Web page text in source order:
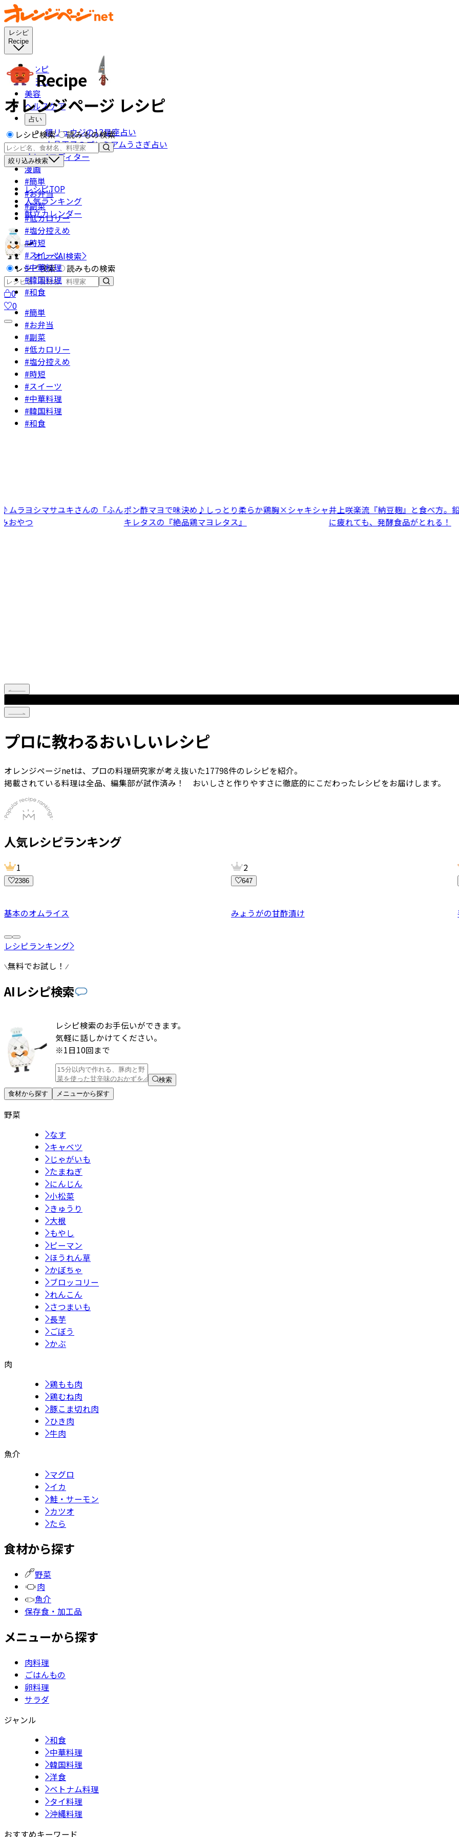
レシピ
Recipe
レシピ
暮らし
美容
ヘルスケア
占い
鏡リュウジの12星座占い
水晶玉子のプレミアムうさぎ占い
オレペエディター
漫画
レシピTOP
人気ランキング
献立カレンダー
オレペAI検索
レシピ検索
読みもの検索
0
0
Recipe
オレンジページ レシピ
レシピ検索 読みもの検索
絞り込み検索
#簡単
#お弁当
#副菜
#低カロリー
#塩分控えめ
#時短
#スイーツ
#中華料理
#韓国料理
#和食
#簡単
#お弁当
#副菜
#低カロリー
#塩分控えめ
#時短
#スイーツ
#中華料理
#韓国料理
#和食
の『ふんポン酢マヨで味決め♪しっとり柔らか鶏胸×シャキシャ
キレタスの『絶品鶏マヨレタス』
井上咲楽流『納豆麹』と食べ方。鉛を背負ってるみたい
に疲れても、発酵食品がとれる！
と
プロに教わるおいしいレシピ
オレンジページnetは、プロの料理研究家が考え抜いた17798件のレシピを紹介。
掲載されている料理は全品、編集部が試作済み！ おいしさと作りやすさに徹底的にこだわったレシピをお届けします。
人気レシピランキング
1
2386
基本のオムライス
2
647
みょうがの甘酢漬け
レシピランキング
無料でお試し！
AIレシピ検索
レシピ検索のお手伝いができます。
気軽に話しかけてください。
※1日10回まで
検索
食材から探す
メニューから探す
野菜
なす
キャベツ
じゃがいも
たまねぎ
にんじん
小松菜
きゅうり
大根
もやし
ピーマン
ほうれん草
かぼちゃ
ブロッコリー
れんこん
さつまいも
長芋
ごぼう
かぶ
肉
鶏もも肉
鶏むね肉
豚こま切れ肉
ひき肉
牛肉
魚介
マグロ
イカ
鮭・サーモン
カツオ
たら
食材から探す
野菜
肉
魚介
保存食・加工品
メニューから探す
肉料理
ごはんもの
卵料理
サラダ
ジャンル
和食
中華料理
韓国料理
洋食
ベトナム料理
タイ料理
沖縄料理
おすすめキーワード